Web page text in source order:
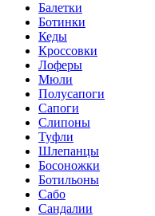
Балетки
Ботинки
Кеды
Кроссовки
Лоферы
Мюли
Полусапоги
Сапоги
Слипоны
Туфли
Шлепанцы
Босоножки
Ботильоны
Сабо
Сандалии